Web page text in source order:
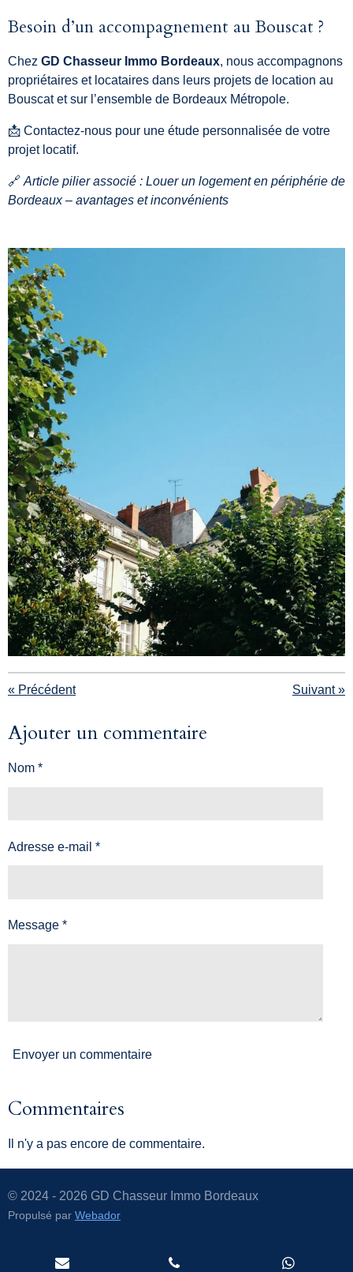
Besoin d’un accompagnement au Bouscat ?
Chez GD Chasseur Immo Bordeaux , nous accompagnons
propriétaires et locataires dans leurs projets de location au
Bouscat et sur l’ensemble de Bordeaux Métropole.
📩 Contactez-nous pour une étude personnalisée de votre
projet locatif.
🔗 Article pilier associé : Louer un logement en périphérie de
Bordeaux – avantages et inconvénients
« Précédent Suivant»
Ajouter un commentaire
Nom *
Adresse e-mail *
Message *
Envoyer un commentaire
Commentaires
Il n'y a pas encore de commentaire.
© 2024 - 2026 GD Chasseur Immo Bordeaux
Propulsé par Webador